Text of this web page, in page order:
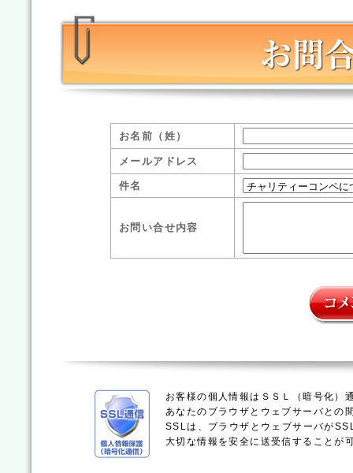
お名前（姓）
メールアドレス
件名
お問い合せ内容
お客様の個人情報はＳＳＬ（暗号化）
あなたのブラウザとウェブサーバとの
SSLは、ブラウザとウェブサーバが
大切な情報を安全に送受信することが